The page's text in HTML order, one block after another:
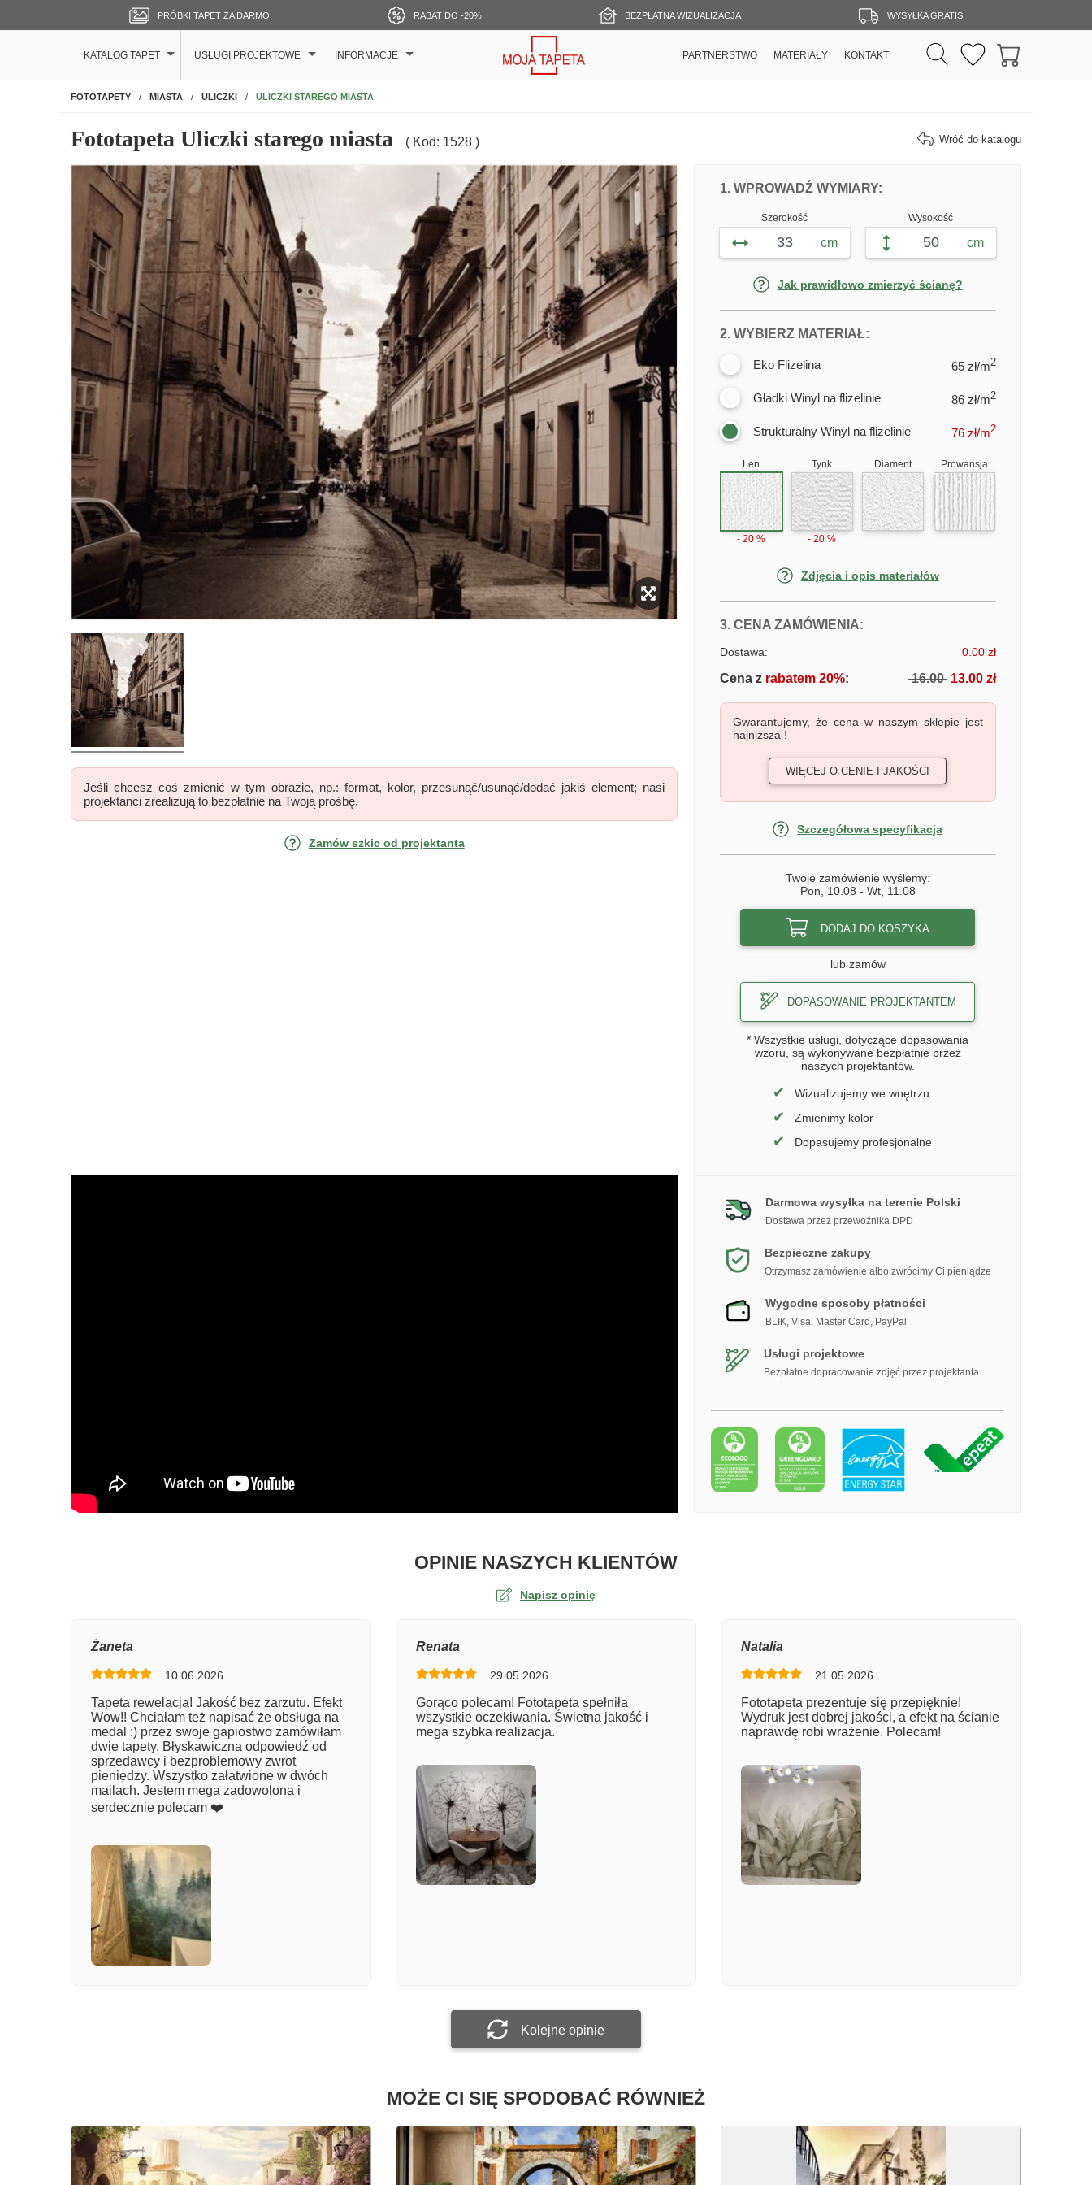
PRÓBKI TAPET ZA DARMO RABAT DO -20% BEZPŁATNA WIZUALIZACJA WYSYŁKA GRATIS
KATALOG TAPET USŁUGI PROJEKTOWE INFORMACJE PARTNERSTWO MATERIAŁY KONTAKT
FOTOTAPETYNA ŚCIANĘ
MIASTA ULICZKI ULICZKI STAREGO MIASTA
Fototapeta Uliczki starego miasta ( Kod: 1528 ) Wróć do katalogu
Jeśli chcesz coś zmienić w tym obrazie, np.: format, kolor, przesunąć/usunąć/dodać jakiś element; nasi
projektanci zrealizują to bezpłatnie na Twoją prośbę.
Zamów szkic od projektanta
DOPASUJ FOTOTAPETĘ ULICZKI
1. WPROWADŹ WYMIARY:FOTOTAPETY ULICZKI
Szerokość
cm
Wysokość
cm
Jak prawidłowo zmierzyć ścianę?
2. WYBIERZ MATERIAŁ:DLA FOTOTAPETY ULICZKI
Eko Flizelina 65 zł/m2
Gładki Winyl na flizelinie 86 zł/m2
Strukturalny Winyl na flizelinie 76zł/m2
Len
- 20 %
Tynk
- 20 %
Diament Prowansja
Zdjęcia i opis materiałów
3. CENA ZAMÓWIENIA:FOTOTAPETY ULICZKI STAREGO
Dostawa: 0.00 zł
Cena zrabatem 20%: 16.0013.00 zł
Gwarantujemy, że cena w naszym sklepie jest
najniższa !
WIĘCEJ O CENIE I JAKOŚCI
Szczegółowa specyfikacja
Twoje zamówienie wyślemy:
Pon, 10.08 - Wt, 11.08
DODAJ DO KOSZYKA
lub zamów
DOPASOWANIE PROJEKTANTEM
* Wszystkie usługi, dotyczące dopasowania
wzoru, są wykonywane bezpłatnie przez
naszych projektantów.
✔ Wizualizujemy we wnętrzu
✔ Zmienimy kolor
✔ Dopasujemy profesjonalne
Darmowa wysyłka na terenie Polski
Dostawa przez przewoźnika DPD
Bezpieczne zakupy
Otrzymasz zamówienie albo zwrócimy Ci pieniądze
Wygodne sposoby płatności
BLIK, Visa, Master Card, PayPal
Usługi projektowe
Bezpłatne dopracowanie zdjęć przez projektanta
OPINIE NASZYCH KLIENTÓWO TAPECIE ULICZKI STAREGO MIASTA
Napisz opinię
Numer zamówienia
Załącz zdjęcie
Żaneta
10.06.2026
Tapeta rewelacja! Jakość bez zarzutu. Efekt
Wow!! Chciałam też napisać że obsługa na
medal :) przez swoje gapiostwo zamówiłam
dwie tapety. Błyskawiczna odpowiedź od
sprzedawcy i bezproblemowy zwrot
pieniędzy. Wszystko załatwione w dwóch
mailach. Jestem mega zadowolona i
serdecznie polecam ❤️
Renata
29.05.2026
Gorąco polecam! Fototapeta spełniła
wszystkie oczekiwania. Świetna jakość i
mega szybka realizacja.
Natalia
21.05.2026
Fototapeta prezentuje się przepięknie!
Wydruk jest dobrej jakości, a efekt na ścianie
naprawdę robi wrażenie. Polecam!
Kolejne opinie
MOŻE CI SIĘ SPODOBAĆ RÓWNIEŻ